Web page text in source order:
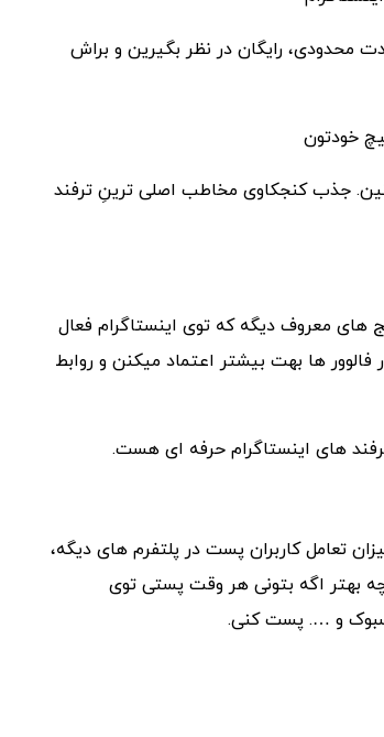
محدودی، رایگان در نظر بگیرین و براش
جذب کنجکاوی مخاطب اصلی ترینِ ترفند
های معروف دیگه که توی اینستاگرام فعال
ها بهت بیشتر اعتماد میکنن و روابط
های اینستاگرام حرفه ای هست.
تعامل کاربران پست در پلتفرم های دیگه،
بهتر اگه بتونی هر وقت پستی توی
و …. پست کنی.